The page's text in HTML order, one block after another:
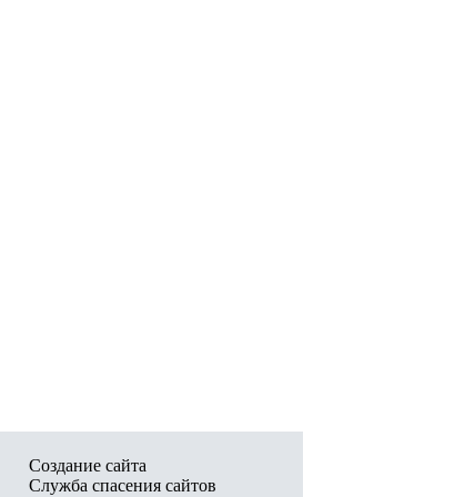
Создание сайта
Служба спасения сайтов